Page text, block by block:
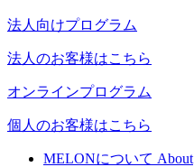
法人向けプログラム
法人のお客様はこちら
オンラインプログラム
個人のお客様はこちら
MELONについて About